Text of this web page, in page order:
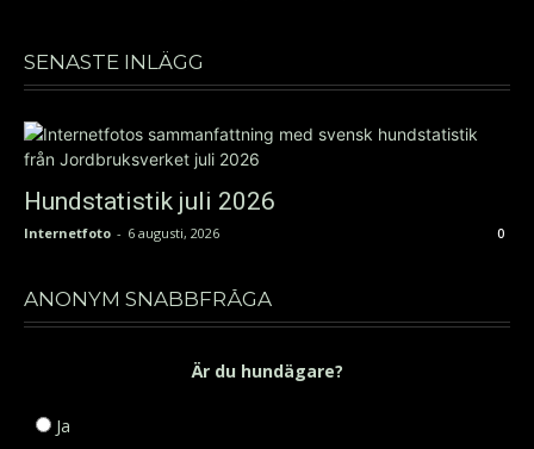
SENASTE INLÄGG
Hundstatistik juli 2026
Internetfoto - 6 augusti, 2026 0
ANONYM SNABBFRÅGA
Är du hundägare?
Ja